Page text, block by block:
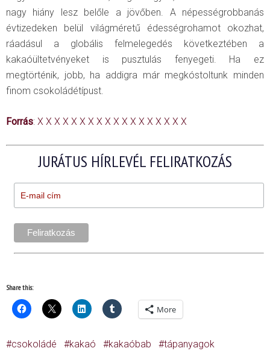
nagy hiány lesz belőle a jövőben. A népességrobbanás
évtizedeken belül világméretű édességrohamot okozhat,
ráadásul a globális felmelegedés következtében a
kakaóültetvényeket is pusztulás fenyegeti. Ha ez
megtörténik, jobb, ha addigra már megkóstoltunk minden
finom csokoládétípust.
Forrás: X X X X X X X X X X X X X X X X X X
JURÁTUS HÍRLEVÉL FELIRATKOZÁS
Share this:
More
csokoládé kakaó kakaóbab
tápanyagok